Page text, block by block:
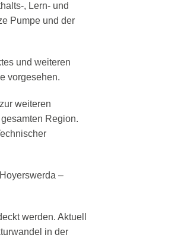
, Lern- und
Pumpe und der
und weiteren
vorgesehen.
weiteren
Region.
–
werden. Aktuell
in der